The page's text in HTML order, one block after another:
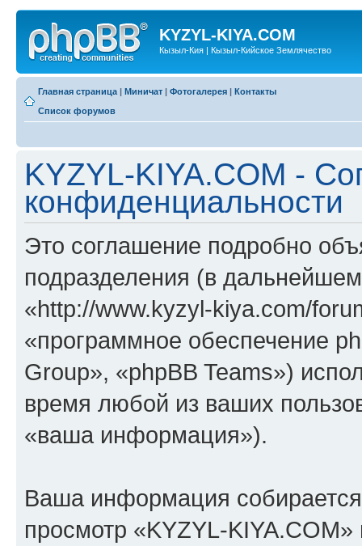
KYZYL-KIYA.COM
Кызыл-Кия | Кызыл-Кийское Землячество
Главная страница | Миничат | Фотогалерея | Контакты
Список форумов
KYZYL-KIYA.COM -
конфиденциальности
Это соглашение подробно
подразделения (в
«http://www.kyzyl-kiya.com/
«программное обеспечение
Group», «phpBB Teams»)
время любой из ваших
«ваша информация»).
Ваша информация
просмотр «KYZYL-